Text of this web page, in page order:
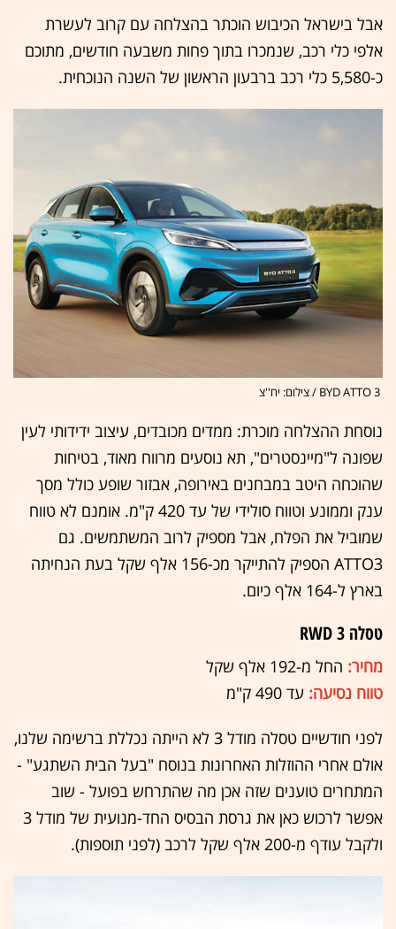
אבל בישראל הכיבוש הוכתר בהצלחה עם קרוב לעשרת
אלפי כלי רכב, שנמכרו בתוך פחות משבעה חודשים, מתוכם
כ-5,580 כלי רכב ברבעון הראשון של השנה הנוכחית.
נוסחת ההצלחה מוכרת: ממדים מכובדים, עיצוב ידידותי לעין
שפונה ל"מיינסטרים", תא נוסעים מרווח מאוד, בטיחות
שהוכחה היטב במבחנים באירופה, אבזור שופע כולל מסך
ענק וממונע וטווח סולידי של עד 420 ק"מ. אומנם לא טווח
שמוביל את הפלח, אבל מספיק לרוב המשתמשים. גם
ATTO3 הספיק להתייקר מכ-156 אלף שקל בעת הנחיתה
בארץ ל-164 אלף כיום.
טסלה 3 RWD
מחיר: החל מ-192 אלף שקל
טווח נסיעה: עד 490 ק"מ
לפני חודשיים טסלה מודל 3 לא הייתה נכללת ברשימה שלנו,
אולם אחרי ההוזלות האחרונות בנוסח "בעל הבית השתגע" -
המתחרים טוענים שזה אכן מה שהתרחש בפועל - שוב
אפשר לרכוש כאן את גרסת הבסיס החד-מנועית של מודל 3
ולקבל עודף מ-200 אלף שקל לרכב (לפני תוספות).